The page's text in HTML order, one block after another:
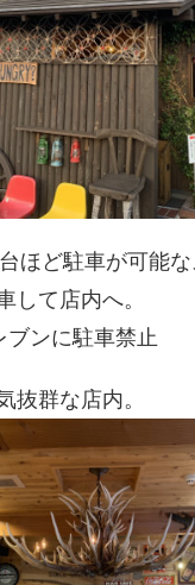
ほど駐車が可能
して店内へ。
ンに駐車禁止
抜群な店内。